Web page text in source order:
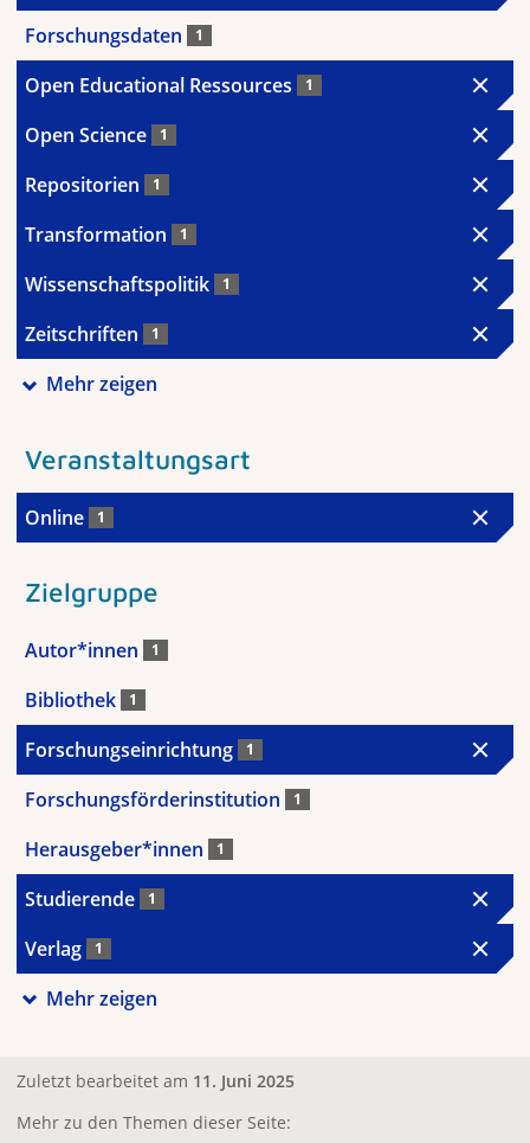
Forschungsdaten 1
Open Educational Ressources 1
Open Science 1
Repositorien 1
Transformation 1
Wissenschaftspolitik 1
Zeitschriften 1
Mehr zeigen
Veranstaltungsart
Online 1
Zielgruppe
Autor*innen 1
Bibliothek 1
Forschungseinrichtung 1
Forschungsförderinstitution 1
Herausgeber*innen 1
Studierende 1
Verlag 1
Mehr zeigen
Zuletzt bearbeitet am 11. Juni 2025
Mehr zu den Themen dieser Seite: